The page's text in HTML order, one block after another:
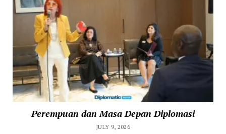
Perempuan dan Masa Depan Diplomasi
JULY 9, 2026